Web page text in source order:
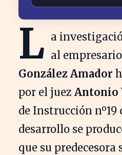
L a
al empresario
González Amador
por el juez Antonio
de Instrucción nº19
desarrollo se
que su